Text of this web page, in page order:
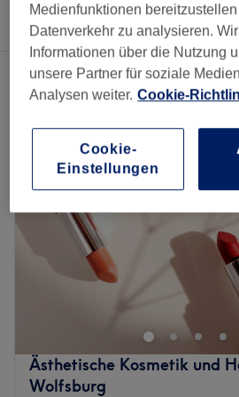
Sortieren nach Beliebiger Preis
Ein Salon, der anbietet:
permanent & semi-permanent make-up in
Ästhetische Kosmetik und
Wolfsburg
Medienfunktionen
Datenverkehr zu analysieren.
Informationen über die Nutzung
unsere Partner für soziale
Analysen weiter. Cookie-
Cookie-
Einstellungen